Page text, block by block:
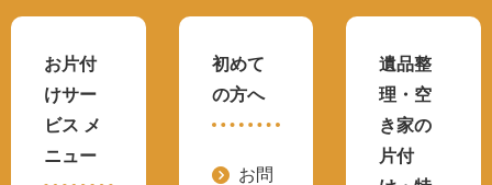
お片付
けサー
ビス メ
ニュー
初めて
の方へ
お問
遺品整
理・空
き家の
片付